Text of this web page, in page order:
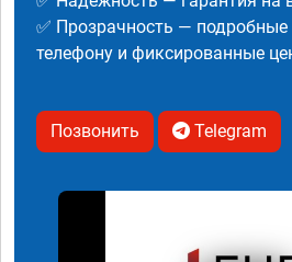
✅ Прозрачность — подробные
телефону и фиксированные
Позвонить Telegram